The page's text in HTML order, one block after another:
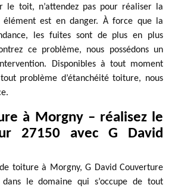
le toit, n’attendez pas pour réaliser la
élément est en danger. À force que la
les fuites sont de plus en plus
ce problème, nous possédons un
Disponibles à tout moment
problème d’étanchéité toiture, nous
à Morgny – réalisez le
27150 avec G David
toiture à Morgny, G David Couverture
le domaine qui s’occupe de tout